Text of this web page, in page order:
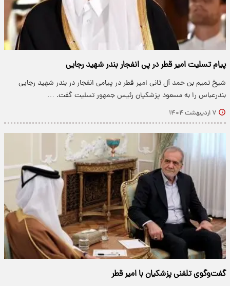
پیام تسلیت امیر قطر در پی انفجار بندر شهید رجایی
شیخ تمیم بن حمد آل ثانی امیر قطر در پیامی انفجار در بندر شهید رجایی
بندرعباس را به مسعود پزشکیان رئیس جمهور تسلیت گفت. …
۷ اردیبهشت ۱۴۰۴
گفت‌وگوی تلفنی پزشکیان با امیر قطر